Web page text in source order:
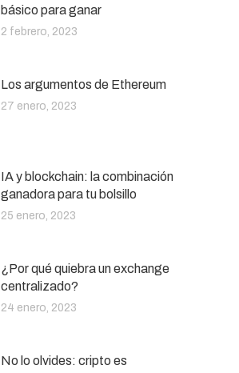
básico para ganar
2 febrero, 2023
Los argumentos de Ethereum
27 enero, 2023
IA y blockchain: la combinación
ganadora para tu bolsillo
25 enero, 2023
¿Por qué quiebra un exchange
centralizado?
24 enero, 2023
No lo olvides: cripto es